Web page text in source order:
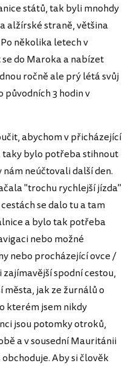
států, tak byli mnohdy
alžírské straně, většina
několika letech v
do Maroka a nabízet
ročně ale prý létá svůj
původních 3 hodin v
abychom v přicházející
taky bylo potřeba stihnout
neúčtovali další den.
"trochu rychlejší jízda"
se dalo tu a tam
a bylo tak potřeba
nebo možné
nebo procházející ovce /
spodní cestou,
jak ze žurnálů o
kterém jsem nikdy
jsou potomky otroků,
a v sousední Mauritánii
Aby si člověk